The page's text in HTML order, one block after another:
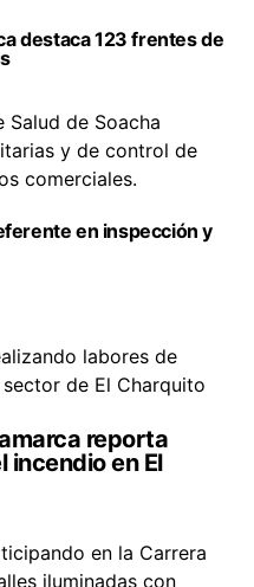
destaca 123 frentes de
en inspección y
reporta
incendio en El